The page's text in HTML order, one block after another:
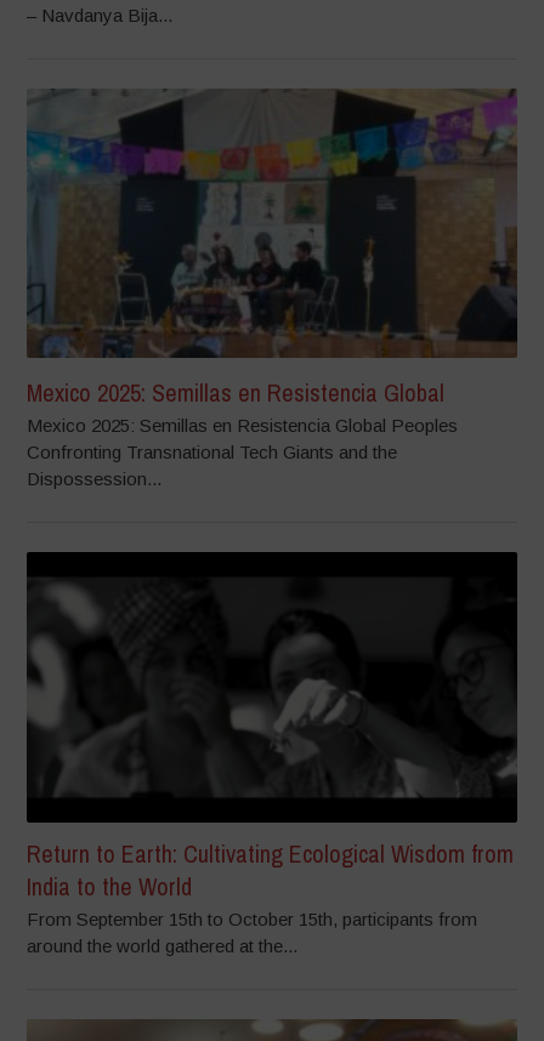
– Navdanya Bija...
Mexico 2025: Semillas en Resistencia Global
Mexico 2025: Semillas en Resistencia Global Peoples
Confronting Transnational Tech Giants and the
Dispossession...
Return to Earth: Cultivating Ecological Wisdom from
India to the World
From September 15th to October 15th, participants from
around the world gathered at the...